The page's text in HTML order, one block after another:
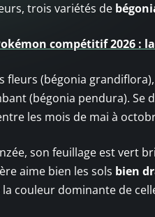
trois variétés de
compétitif 2026 :
fleurs (bégonia
(bégonia pendura). Se
les mois de mai à
son feuillage est vert
aime bien les sols bien
couleur dominante de